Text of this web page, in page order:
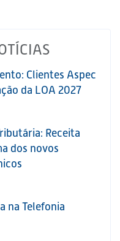
Clientes Aspec
da LOA 2027
Receita
dos novos
na Telefonia